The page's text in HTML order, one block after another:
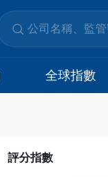
全球指數
評分指數